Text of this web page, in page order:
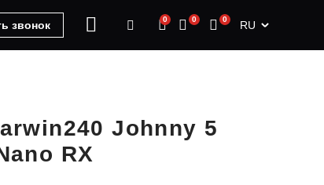
звонок 0 0 0 RU
Johnny 5
RX